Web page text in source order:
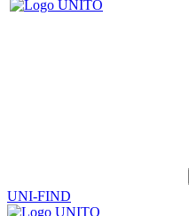
UNI-FIND